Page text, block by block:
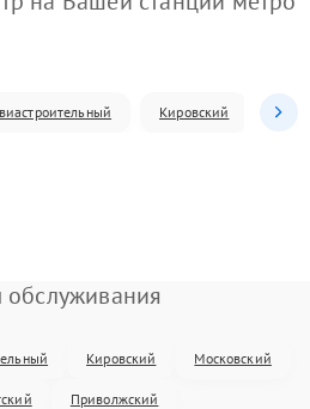
Кировский
Кировский Московский
Приволжский